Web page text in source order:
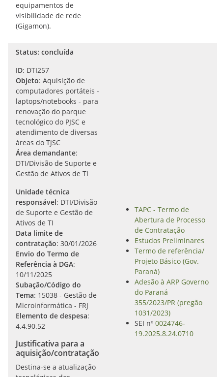
equipamentos de
visibilidade de rede
(Gigamon).
Status: concluída
ID: DTI257
Objeto: Aquisição de
computadores portáteis -
laptops/notebooks - para
renovação do parque
tecnológico do PJSC e
atendimento de diversas
áreas do TJSC
Área demandante:
DTI/Divisão de Suporte e
Gestão de Ativos de TI
Unidade técnica
responsável: DTI/Divisão
de Suporte e Gestão de
Ativos de TI
Data limite de
contratação: 30/01/2026
Envio do Termo de
Referência à DGA:
10/11/2025
Subação/Código do
Tema: 15038 - Gestão de
Microinformática - FRJ
Elemento de despesa:
4.4.90.52
Justificativa para a
aquisição/contratação
Destina-se a atualização
TAPC - Termo de
Abertura de Processo
de Contratação
Estudos Preliminares
Termo de referência/
Projeto Básico (Gov.
Paraná)
Adesão à ARP Governo
do Paraná
355/2023/PR (pregão
1031/2023)
SEI nº 0024746-
19.2025.8.24.0710